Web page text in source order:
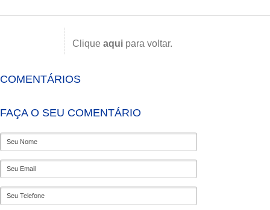
Clique aqui para voltar.
COMENTÁRIOS
FAÇA O SEU COMENTÁRIO